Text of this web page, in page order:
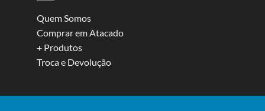
Quem Somos
Comprar em Atacado
+ Produtos
Troca e Devolução